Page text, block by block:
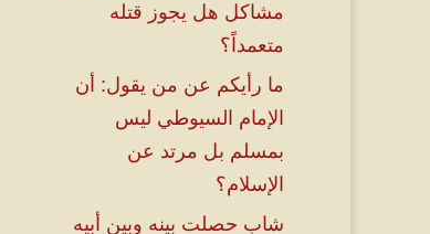
مشاكل هل يجوز قتله
متعمداً؟
ما رأيكم عن من يقول: أن
الإمام السيوطي ليس
بمسلم بل مرتد عن
الإسلام؟
شاب حصلت بينه وبين أبيه